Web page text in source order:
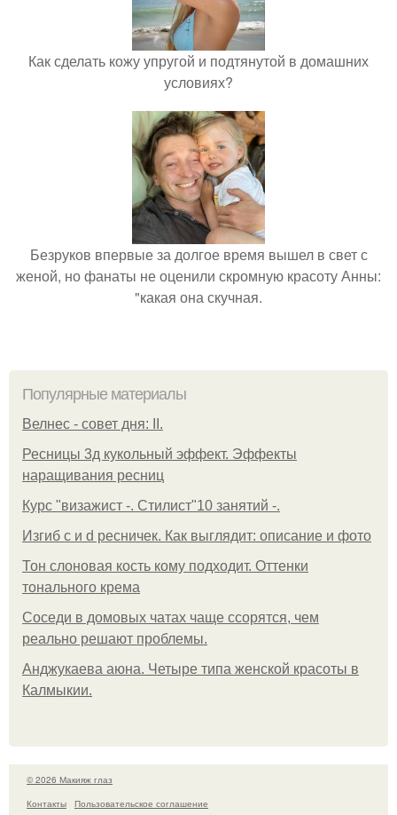
Как сделать кожу упругой и подтянутой в домашних
условиях?
Безруков впервые за долгое время вышел в свет с
женой, но фанаты не оценили скромную красоту Анны:
"какая она скучная.
Популярные материалы
Велнес - совет дня: II.
Ресницы 3д кукольный эффект. Эффекты
наращивания ресниц
Курс "визажист -. Стилист"10 занятий -.
Изгиб c и d ресничек. Как выглядит: описание и фото
Тон слоновая кость кому подходит. Оттенки
тонального крема
Соседи в домовых чатах чаще ссорятся, чем
реально решают проблемы.
Анджукаева аюна. Четыре типа женской красоты в
Калмыкии.
© 2026 Макияж глаз
Контакты
Пользовательское соглашение